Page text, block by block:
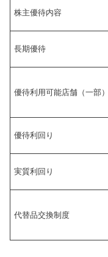
株主優待内容
長期優待
優待利用可能店舗（一部）
優待利回り
実質利回り
代替品交換制度